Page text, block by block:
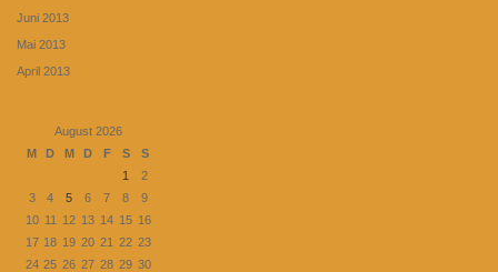
Juni 2013
Mai 2013
April 2013
August 2026
M
D M D F S
S
1
2
3
4 5 6 7 8
9
10 11 12 13 14 15 16
17 18 19 20 21 22 23
24 25 26 27 28 29 30